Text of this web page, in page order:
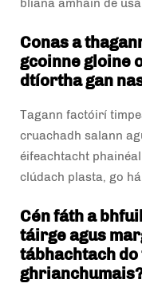
bliana amháin de
Conas a
gcoinne gloine
dtíortha gan
Tagann factóirí
cruachadh salann
éifeachtacht
clúdach plasta, go
Cén fáth a
táirge agus
tábhachtach